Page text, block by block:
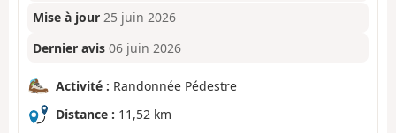
Mise à jour 25 juin 2026
Dernier avis 06 juin 2026
Activité : Randonnée Pédestre
Distance : 11,52 km